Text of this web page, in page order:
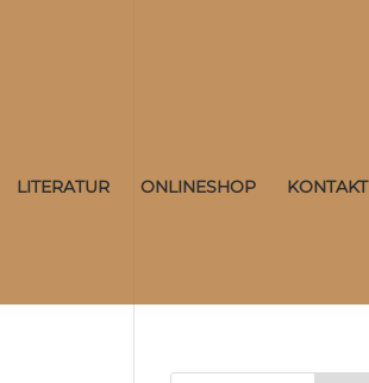
LITERATUR ONLINESHOP KONTAKT